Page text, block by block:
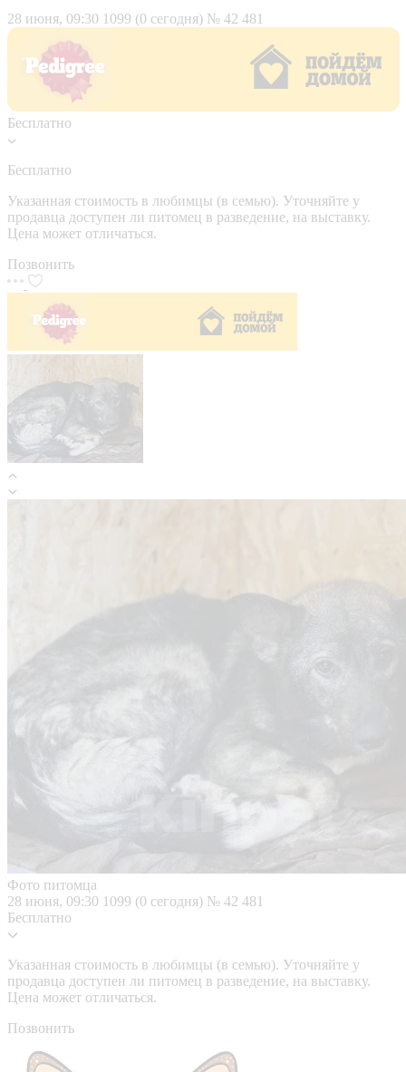
28 июня, 09:30 1099 (0 сегодня) № 42 481
Бесплатно
Бесплатно
Указанная стоимость в любимцы (в семью). Уточняйте у
продавца доступен ли питомец в разведение, на выставку.
Цена может отличаться.
Позвонить
Фото питомца
28 июня, 09:30 1099 (0 сегодня) № 42 481
Бесплатно
Указанная стоимость в любимцы (в семью). Уточняйте у
продавца доступен ли питомец в разведение, на выставку.
Цена может отличаться.
Позвонить